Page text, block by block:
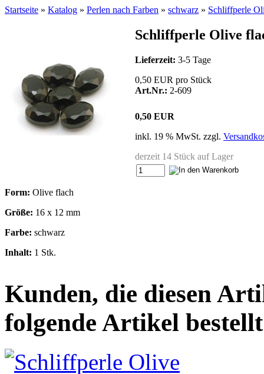
Startseite » Katalog » Perlen nach Farben » schwarz » Schliffperle
Schliffperle Olive
Lieferzeit: 3-5 Tage
0,50 EUR pro Stück
Art.Nr.: 2-609
0,50 EUR
inkl. 19 % MwSt. zzgl.
derzeit 14 Stück auf Lager
Form: Olive flach
Größe: 16 x 12 mm
Farbe: schwarz
Inhalt: 1 Stk.
Kunden, die diesen
folgende Artikel